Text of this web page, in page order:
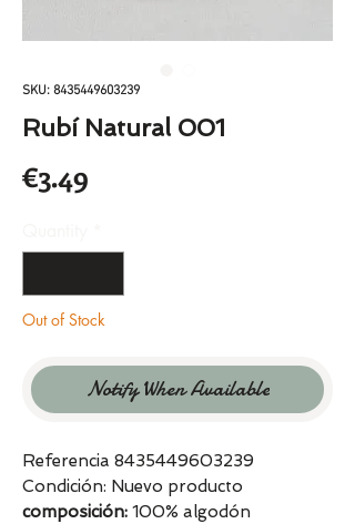
SKU: 8435449603239
Rubí Natural 001
€3.49Price
Out of Stock
Notify When Available
Referencia 8435449603239
Condición: Nuevo producto
composición: 100% algodón